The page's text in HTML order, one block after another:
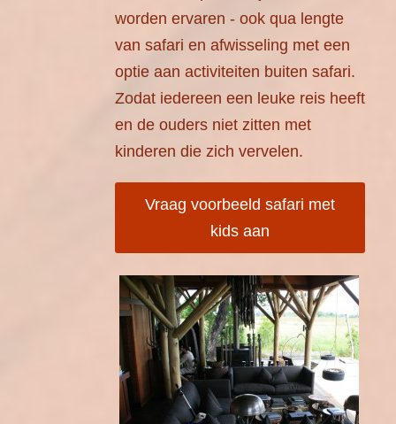
worden ervaren - ook qua lengte
van safari en afwisseling met een
optie aan activiteiten buiten safari.
Zodat iedereen een leuke reis heeft
en de ouders niet zitten met
kinderen die zich vervelen.
Vraag voorbeeld safari met
kids aan